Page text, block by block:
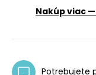
Nakúp viac
Potrebujete